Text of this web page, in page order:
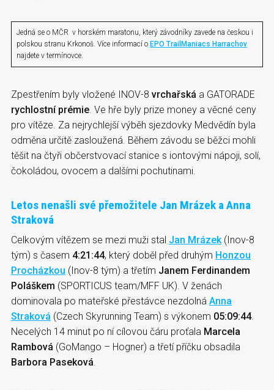
Jedná se o MČR v horském maratonu, který závodníky zavede na českou i
polskou stranu Krkonoš. Více informací o EPO TrailManiacs Harrachov
najdete v termínovce.
Zpestřením byly vložené INOV-8 vrchařská a GATORADE
rychlostní prémie . Ve hře byly prize money a věcné ceny
pro vítěze. Za nejrychlejší výběh sjezdovky Medvědín byla
odměna určitě zasloužená. Během závodu se běžci mohli
těšit na čtyři občerstvovací stanice s iontovými nápoji, solí,
čokoládou, ovocem a dalšími pochutinami.
Letos nenašli své přemožitele Jan Mrázek a Anna
Straková
Celkovým vítězem se mezi muži stal Jan Mrázek (Inov-8
tým) s časem 4:21:44, který doběl před druhým Honzou
Procházkou (Inov-8 tým) a třetím Janem Ferdinandem
Poláškem (SPORTICUS team/MFF UK). V ženách
dominovala po mateřské přestávce nezdolná Anna
Straková (Czech Skyrunning Team) s výkonem 05:09:44.
Necelých 14 minut po ní cílovou čáru proťala Marcela
Rambová (GoMango – Hogner) a třetí příčku obsadila
Barbora Paseková